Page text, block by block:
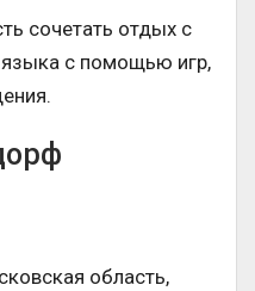
сочетать отдых с
языка с помощью игр,
область,